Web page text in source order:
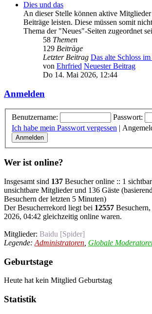
Dies und das
An dieser Stelle können aktive
Beiträge leisten. Diese müssen somit
Thema der "Neues"-Seiten zugeordnet
58 Themen
129 Beiträge
Letzter Beitrag Das alte Schloss
von Ehrfried Neuester Beitrag
Do 14. Mai 2026, 12:44
Anmelden
Benutzername:
Passwort:
Ich habe mein Passwort vergessen |
Wer ist online?
Insgesamt sind 137 Besucher online :: 1
unsichtbare Mitglieder und 136 Gäste
Besuchern der letzten 5 Minuten)
Der Besucherrekord liegt bei 12557
2026, 04:42 gleichzeitig online waren.
Mitglieder: Baidu [Spider]
Legende: Administratoren Globale
Geburtstage
Heute hat kein Mitglied Geburtstag
Statistik